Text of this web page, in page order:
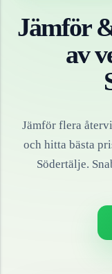
Jämför
av
Jämför flera
och hitta bästa
Södertälje.